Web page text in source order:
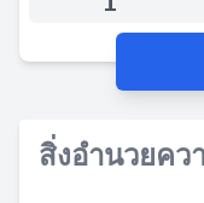
สิ่งอำนวยคว